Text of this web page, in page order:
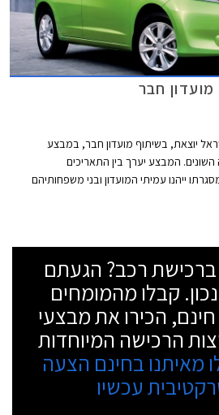
חבר
יוצאת, בשיתוף מועדון חבר, במבצע
השונים. המבצע יערך בין התאריכים
- 09.04.2013 ובמסגרתו ייהנו עמיתי המועדון ובני משפחותיהם
השירות, וכן ביטוח ומימון בתנאים
ברכישת רכב? הגעתם
קבלו מהמומחים
חינם, הכירו את מבצעי
הרכישה המיוחדות
מאיתנו בחינם הצעה
עכשיו